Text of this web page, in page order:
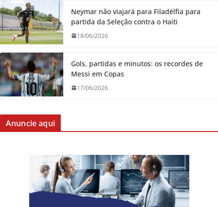
Neymar não viajará para Filadélfia para
partida da Seleção contra o Haiti
18/06/2026
Gols, partidas e minutos: os recordes de
Messi em Copas
17/06/2026
Anuncie aqui